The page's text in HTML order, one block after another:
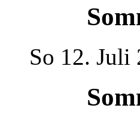
So 12. Juli